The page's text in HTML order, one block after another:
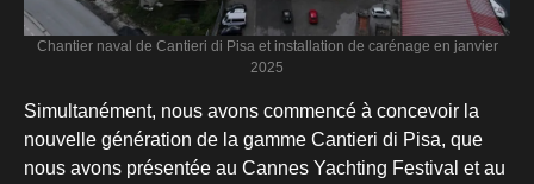
Chantier naval de Cantieri di Pisa et installation de carénage en janvier
2025
Simultanément, nous avons commencé à concevoir la
nouvelle génération de la gamme Cantieri di Pisa, que
nous avons présentée au Cannes Yachting Festival et au